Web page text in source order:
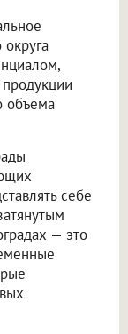
объема
себе
— это